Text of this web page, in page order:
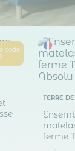
code
TERRE
ferme
Absolu